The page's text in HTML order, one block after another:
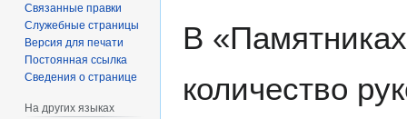
В
количество
Связанные правки
Служебные страницы
Версия для печати
Постоянная ссылка
Сведения о странице
На других языках